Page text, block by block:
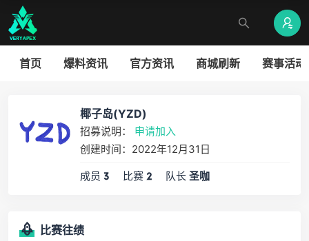
首页 爆料资讯 官方资讯 商城刷新 赛事活动
椰子岛(YZD)
招募说明： 申请加入
创建时间：2022年12月31日
成员 3 比赛 2 队长 圣咖
比赛往绩